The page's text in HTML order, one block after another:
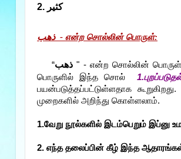
2. كثير
ذهب- என்ற சொல்லின் பொருள்:
“ذهب " - என்ற சொல்லின் பொருள்
பொருளில் இந்த சொல்
பயன்படுத்தப்பட்டுள்ளதாக
முறைகளில் அறிந்து கொள்ளலாம்.
1.வேறு நூல்களில் இடம்பெறும் இப்னு
2. எந்த தலைப்பின் கீழ் இந்த